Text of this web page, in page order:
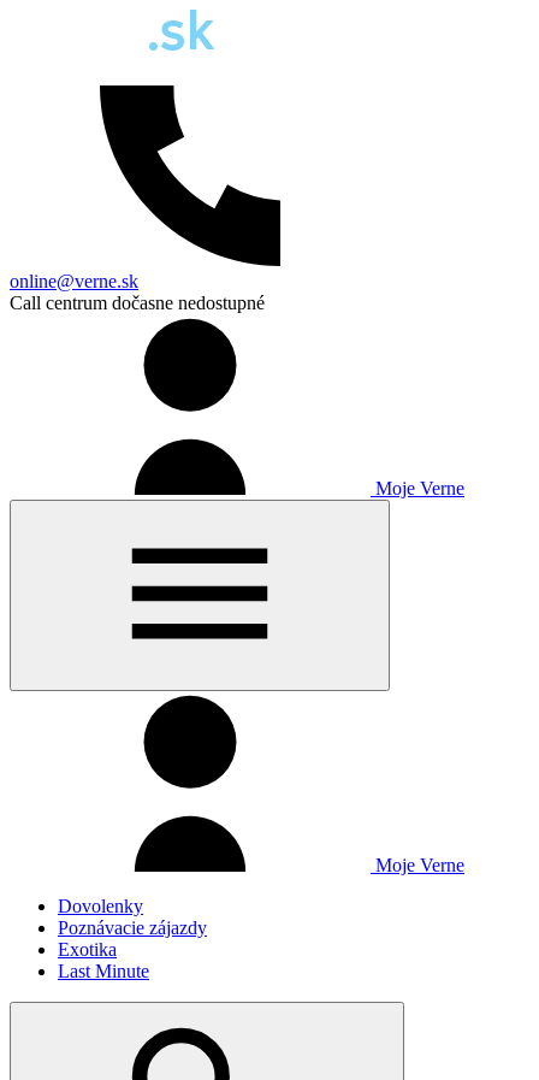
online@verne.sk
Call centrum dočasne nedostupné
Moje Verne
Moje Verne
Dovolenky
Poznávacie zájazdy
Exotika
Last Minute